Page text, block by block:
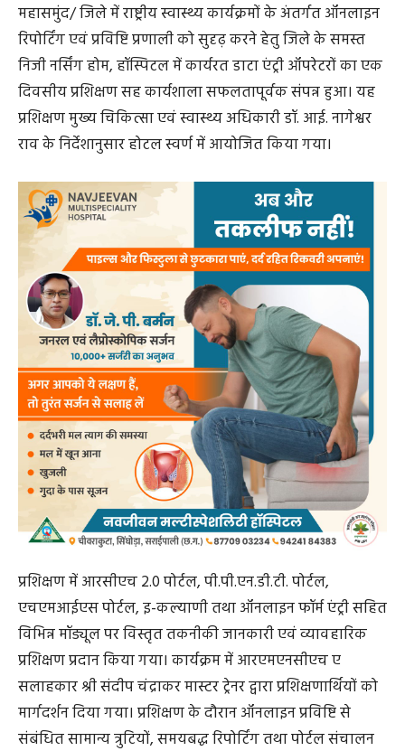
महासमुंद/ जिले में राष्ट्रीय स्वास्थ्य कार्यक्रमों के अंतर्गत ऑनलाइन
रिपोर्टिंग एवं प्रविष्टि प्रणाली को सुदृढ़ करने हेतु जिले के समस्त
निजी नर्सिंग होम, हॉस्पिटल में कार्यरत डाटा एंट्री ऑपरेटरों का एक
दिवसीय प्रशिक्षण सह कार्यशाला सफलतापूर्वक संपन्न हुआ। यह
प्रशिक्षण मुख्य चिकित्सा एवं स्वास्थ्य अधिकारी डॉ. आई. नागेश्वर
राव के निर्देशानुसार होटल स्वर्ण में आयोजित किया गया।
प्रशिक्षण में आरसीएच 2.0 पोर्टल, पी.पी.एन.डी.टी. पोर्टल,
एचएमआईएस पोर्टल, इ-कल्याणी तथा ऑनलाइन फॉर्म एंट्री सहित
विभिन्न मॉड्यूल पर विस्तृत तकनीकी जानकारी एवं व्यावहारिक
प्रशिक्षण प्रदान किया गया। कार्यक्रम में आरएमएनसीएच ए
सलाहकार श्री संदीप चंद्राकर मास्टर ट्रेनर द्वारा प्रशिक्षणार्थियों को
मार्गदर्शन दिया गया। प्रशिक्षण के दौरान ऑनलाइन प्रविष्टि से
संबंधित सामान्य त्रुटियों, समयबद्ध रिपोर्टिंग तथा पोर्टल संचालन